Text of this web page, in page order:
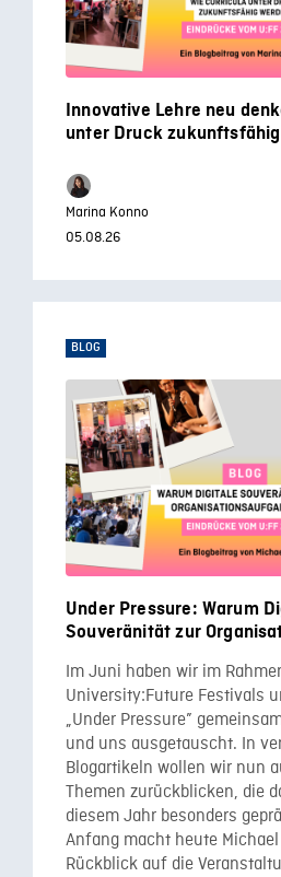
Innovative Lehre neu
unter Druck
Marina Konno
05.08.26
BLOG
Under Pressure: Warum
Souveränität zur
Im Juni haben wir im
University:Future Festivals
„Under Pressure”
und uns ausgetauscht. In
Blogartikeln wollen wir nun
Themen zurückblicken, die
diesem Jahr besonders
Anfang macht heute
Rückblick auf die